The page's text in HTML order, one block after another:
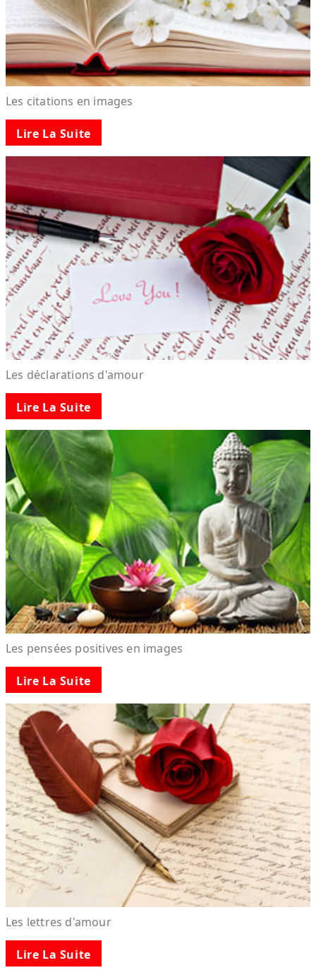
Les citations en images
Lire La Suite
Les déclarations d'amour
Lire La Suite
Les pensées positives en images
Lire La Suite
Les lettres d'amour
Lire La Suite